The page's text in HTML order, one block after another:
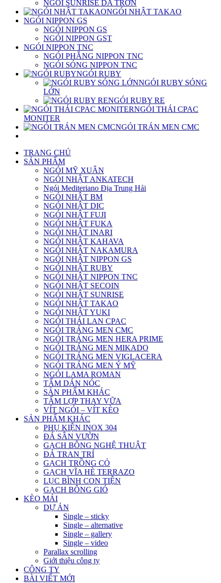
NGÓI SUNRISE DA TRƠN
NGÓI NHẬT TAKAO
NGÓI NIPPON GS
NGÓI NIPPON GS
NGÓI NIPPON GST
NGÓI NIPPON TNC
NGÓI PHẲNG NIPPON TNC
NGÓI SÓNG NIPPON TNC
NGÓI RUBY
NGÓI RUBY SÓNG
LỚN
NGÓI RUBY RE
NGÓI THÁI CPAC
MONITER
NGÓI TRÁN MEN CMC
TRANG CHỦ
SẢN PHẨM
NGÓI MỸ XUÂN
NGÓI NHẬT ANKATECH
Ngói Mediteriano Địa Trung Hải
NGÓI NHẬT BM
NGÓI NHẬT DIC
NGÓI NHẬT FUJI
NGÓI NHẬT FUKA
NGÓI NHẬT INARI
NGÓI NHẬT KAHAVA
NGÓI NHẬT NAKAMURA
NGÓI NHẬT NIPPON GS
NGÓI NHẬT RUBY
NGÓI NHẬT NIPPON TNC
NGÓI NHẬT SECOIN
NGÓI NHẬT SUNRISE
NGÓI NHẬT TAKAO
NGÓI NHẬT YUKI
NGÓI THÁI LAN CPAC
NGÓI TRÁNG MEN CMC
NGÓI TRÁNG MEN HERA PRIME
NGÓI TRÁNG MEN MIKADO
NGÓI TRÁNG MEN VIGLACERA
NGÓI TRÁNG MEN Ý MỸ
NGÓI LAMA ROMAN
TẤM DÁN NÓC
SẢN PHẨM KHÁC
TẤM LỢP THAY VỮA
VÍT NGÓI – VÍT KÈO
SẢN PHẨM KHÁC
PHỤ KIỆN INOX 304
ĐÁ SÂN VƯỜN
GẠCH BÔNG NGHỆ THUẬT
ĐÁ TRAN TRÍ
GẠCH TRỒNG CỎ
GẠCH VĨA HÈ TERRAZO
LỤC BÌNH CON TIỆN
GẠCH BÔNG GIÓ
KÈO MÁI
DỰ ÁN
Single – sticky
Single – alternative
Single – gallery
Single – video
Parallax scrolling
Giới thiệu công ty
CÔNG TY
BÀI VIẾT MỚI